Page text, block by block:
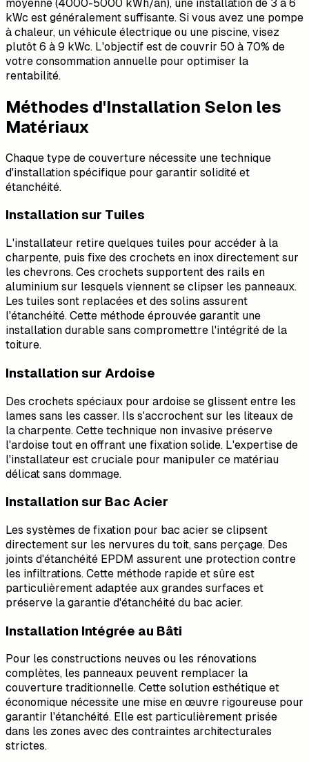
moyenne (4000-5000 kWh/an), une installation de 3 à 6
kWc est généralement suffisante. Si vous avez une pompe
à chaleur, un véhicule électrique ou une piscine, visez
plutôt 6 à 9 kWc. L'objectif est de couvrir 50 à 70% de
votre consommation annuelle pour optimiser la
rentabilité.
Méthodes d'Installation Selon les
Matériaux
Chaque type de couverture nécessite une technique
d'installation spécifique pour garantir solidité et
étanchéité.
Installation sur Tuiles
L'installateur retire quelques tuiles pour accéder à la
charpente, puis fixe des crochets en inox directement sur
les chevrons. Ces crochets supportent des rails en
aluminium sur lesquels viennent se clipser les panneaux.
Les tuiles sont replacées et des solins assurent
l'étanchéité. Cette méthode éprouvée garantit une
installation durable sans compromettre l'intégrité de la
toiture.
Installation sur Ardoise
Des crochets spéciaux pour ardoise se glissent entre les
lames sans les casser. Ils s'accrochent sur les liteaux de
la charpente. Cette technique non invasive préserve
l'ardoise tout en offrant une fixation solide. L'expertise de
l'installateur est cruciale pour manipuler ce matériau
délicat sans dommage.
Installation sur Bac Acier
Les systèmes de fixation pour bac acier se clipsent
directement sur les nervures du toit, sans perçage. Des
joints d'étanchéité EPDM assurent une protection contre
les infiltrations. Cette méthode rapide et sûre est
particulièrement adaptée aux grandes surfaces et
préserve la garantie d'étanchéité du bac acier.
Installation Intégrée au Bâti
Pour les constructions neuves ou les rénovations
complètes, les panneaux peuvent remplacer la
couverture traditionnelle. Cette solution esthétique et
économique nécessite une mise en œuvre rigoureuse pour
garantir l'étanchéité. Elle est particulièrement prisée
dans les zones avec des contraintes architecturales
strictes.